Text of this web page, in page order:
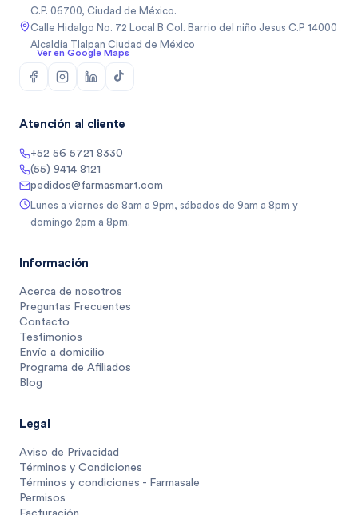
C.P. 06700, Ciudad de México.
Calle Hidalgo No. 72 Local B Col. Barrio del niño Jesus C.P 14000
Alcaldia Tlalpan Ciudad de México
Ver en Google Maps
Atención al cliente
+52 56 5721 8330
(55) 9414 8121
pedidos@farmasmart.com
Lunes a viernes de 8am a 9pm, sábados de 9am a 8pm y
domingo 2pm a 8pm.
Información
Acerca de nosotros
Preguntas Frecuentes
Contacto
Testimonios
Envío a domicilio
Programa de Afiliados
Blog
Legal
Aviso de Privacidad
Términos y Condiciones
Términos y condiciones - Farmasale
Permisos